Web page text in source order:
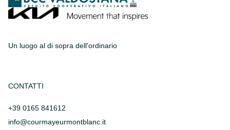
Un luogo al di sopra dell'ordinario
CONTATTI
+39 0165 841612
info@courmayeurmontblanc.it